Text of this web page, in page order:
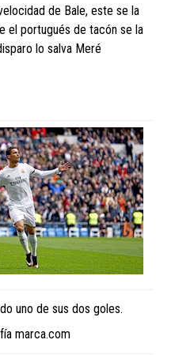
de Bale, este se la
el portugués de tacón se la
lo salva Meré
uno de sus dos goles.
marca.com